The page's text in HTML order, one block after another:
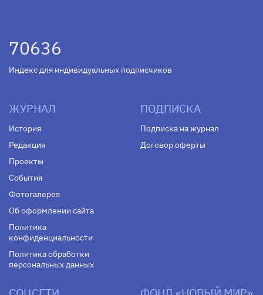
70636
Индекс для индивидуальных подписчиков
ЖУРНАЛ
История
Редакция
Проекты
События
Фотогалерея
Об оформлении сайта
Политика
конфиденциальности
Политика обработки
персональных данных
ПОДПИСКА
Подписка на журнал
Договор оферты